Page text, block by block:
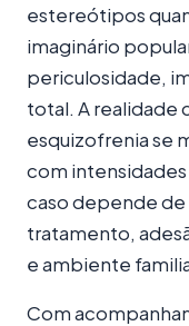
estereótipos
imaginário
periculosidade,
total. A realidade
esquizofrenia se
com intensidades
caso depende
tratamento,
e ambiente
Com